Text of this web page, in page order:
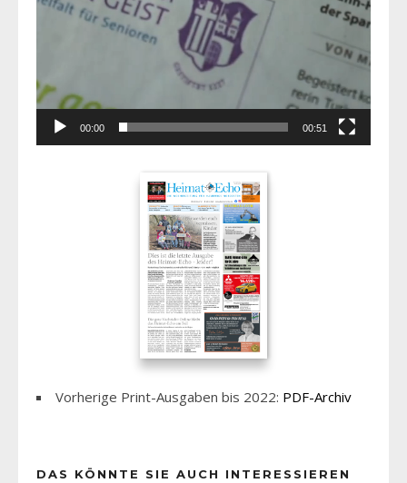
00:00 00:51
Vorherige Print-Ausgaben bis 2022: PDF-Archiv
DAS KÖNNTE SIE AUCH INTERESSIEREN